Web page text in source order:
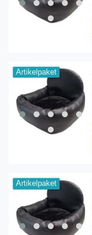
Artikelpaket
Artikelpaket